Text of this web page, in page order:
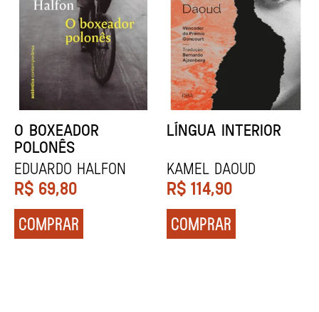
DENTES BRANCOS
Zadie Smith
R$ 129,90
COMPRAR
UCRÂNIA
Andrei Kurkov
R$ 139,90
COMPRAR